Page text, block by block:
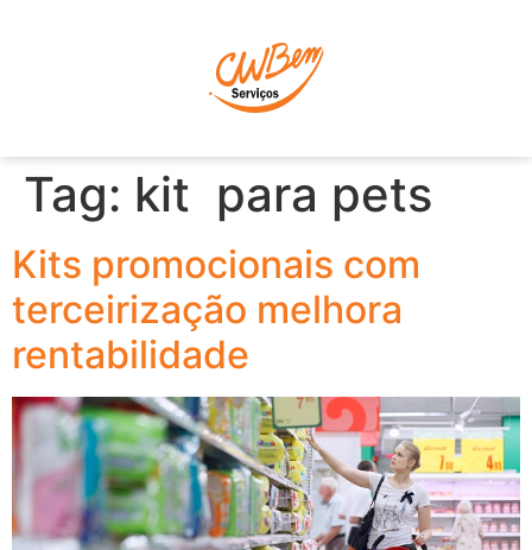
Tag: kit para pets
Kits promocionais com
terceirização melhora
rentabilidade